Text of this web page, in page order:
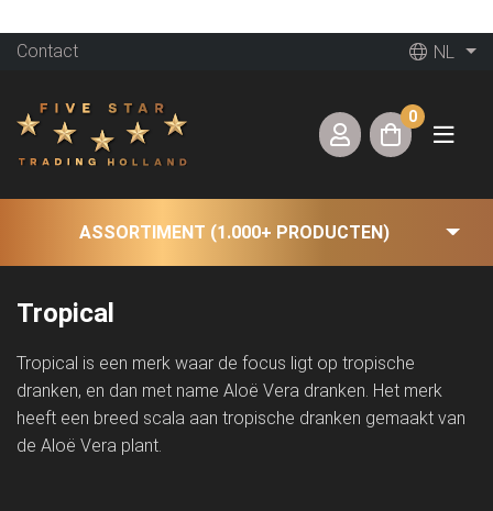
Contact NL
0
ASSORTIMENT (1.000+ PRODUCTEN)
Tropical
Tropical is een merk waar de focus ligt op tropische
dranken, en dan met name Aloë Vera dranken. Het merk
heeft een breed scala aan tropische dranken gemaakt van
de Aloë Vera plant.